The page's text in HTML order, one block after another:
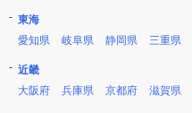
東海
愛知県
岐阜県 静岡県 三重県
近畿
大阪府
兵庫県 京都府 滋賀県